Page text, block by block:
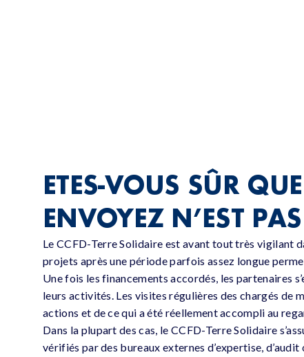
ETES-VOUS SÛR
ENVOYEZ N’EST
Le CCFD-Terre Solidaire est avant tout très vigilant
projets après une période parfois assez longue
Une fois les financements accordés, les partenaires
leurs activités. Les visites régulières des chargés de
actions et de ce qui a été réellement accompli au
Dans la plupart des cas, le CCFD-Terre Solidaire
vérifiés par des bureaux externes d’expertise,